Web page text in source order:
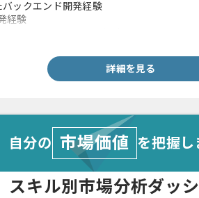
ックエンド開発経験
経験
詳細を見る
自分の 市場価値 を把握
スキル別市場分析ダッ